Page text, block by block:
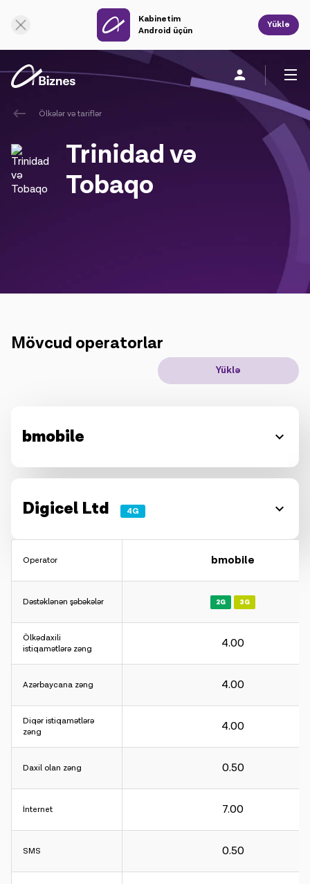
Kabinetim
Android üçün
Yüklə
Şirkət haqqında
Mobil rabitə
Yeni nəsil
Ölkələr və tariflər
Trinidad və
Tobaqo
Mövcud operatorlar
Yüklə
bmobile
İnternet üçün - 30KB.
Digicel Ltd 4G
Hesablama intervalı:
Gələn və gedən zənglər üçün - 60 saniyə.
Operator
Dəstəklənən şəbəkələr
Ölkədaxili
istiqamətlərə zəng
Azərbaycana zəng
Diqər istiqamətlərə
zəng
Daxil olan zəng
İnternet
SMS
bmobile
2G 3G
4.00
4.00
4.00
0.50
7.00
0.50
Onlayn dəstək